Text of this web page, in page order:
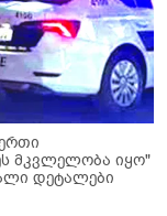
მკვლელობა იყო"
დეტალები